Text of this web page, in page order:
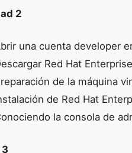
2
una cuenta developer
Red Hat
de la máquina
de Red Hat
la consola de
3